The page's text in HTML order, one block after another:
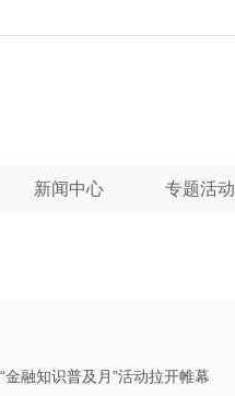
新闻中心 专题活动
融知识普及月”活动拉开帷幕